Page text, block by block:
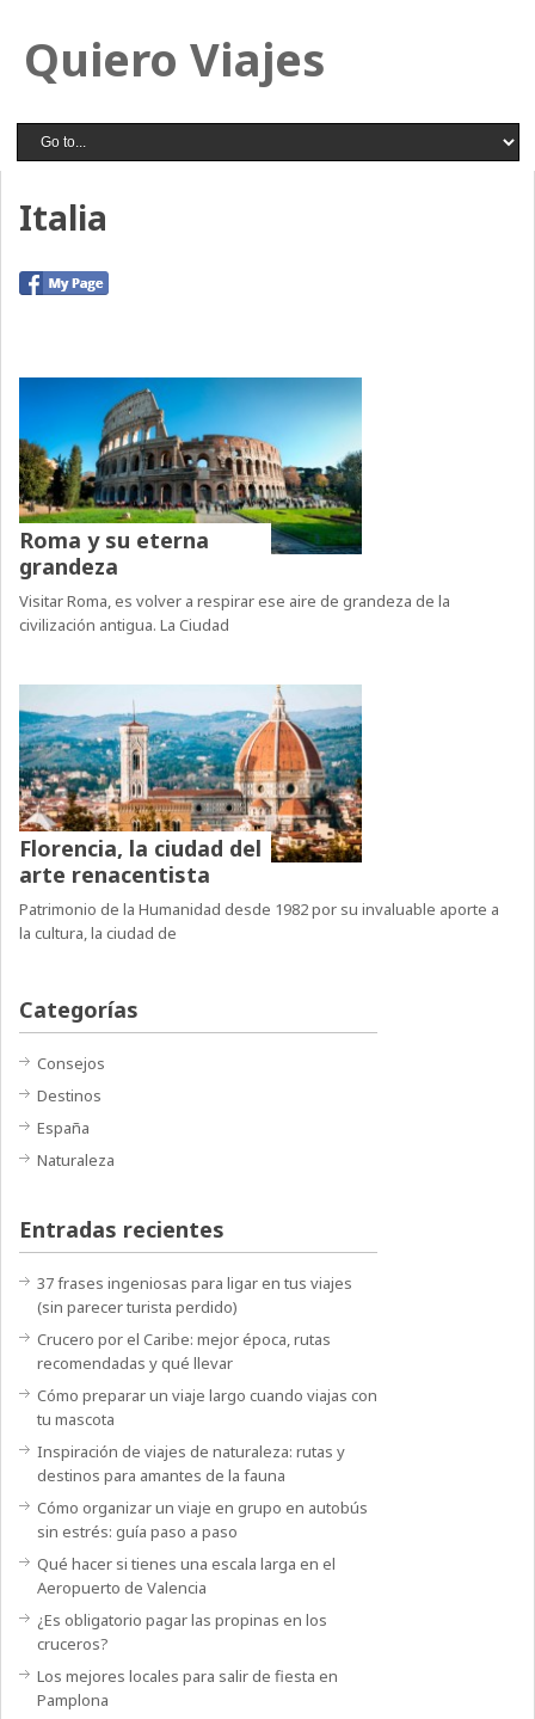
Quiero Viajes
Italia
Roma y su eterna
grandeza
Visitar Roma, es volver a respirar ese aire de grandeza de la
civilización antigua. La Ciudad
Florencia, la ciudad del
arte renacentista
Patrimonio de la Humanidad desde 1982 por su invaluable aporte a
la cultura, la ciudad de
Categorías
Consejos
Destinos
España
Naturaleza
Entradas recientes
37 frases ingeniosas para ligar en tus viajes
(sin parecer turista perdido)
Crucero por el Caribe: mejor época, rutas
recomendadas y qué llevar
Cómo preparar un viaje largo cuando viajas con
tu mascota
Inspiración de viajes de naturaleza: rutas y
destinos para amantes de la fauna
Cómo organizar un viaje en grupo en autobús
sin estrés: guía paso a paso
Qué hacer si tienes una escala larga en el
Aeropuerto de Valencia
¿Es obligatorio pagar las propinas en los
cruceros?
Los mejores locales para salir de fiesta en
Pamplona